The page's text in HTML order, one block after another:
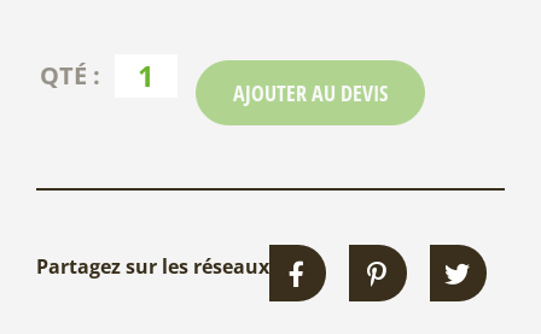
AJOUTER AU DEVIS
Partagez sur les réseaux